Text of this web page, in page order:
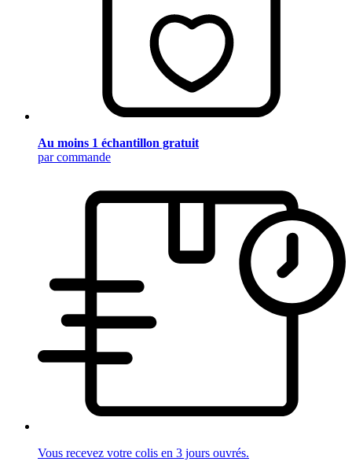
Au moins 1 échantillon gratuit
par commande
Vous recevez votre colis en 3 jours ouvrés.